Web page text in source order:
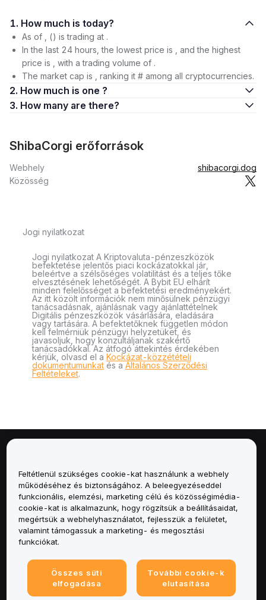
1. How much is today?
As of , () is trading at .
In the last 24 hours, the lowest price is , and the highest
price is , with a trading volume of .
The market cap is , ranking it # among all cryptocurrencies.
2. How much is one ?
3. How many are there?
ShibaCorgi erőforrások
Webhely
shibacorgi.dog
Közösség
Jogi nyilatkozat
Jogi nyilatkozat A Kriptovaluta-pénzeszközök
befektetése jelentős piaci kockázatokkal jár,
beleértve a szélsőséges volatilitást és a teljes tőke
elvesztésének lehetőségét. A Bybit EU elhárít
minden felelősséget a befektetési eredményekért.
Az itt közölt információk nem minősülnek pénzügyi
tanácsadásnak, ajánlásnak vagy ajánlattételnek
Digitális pénzeszközök vásárlására, eladására
vagy tartására. A befektetőknek független módon
kell felmérniük pénzügyi helyzetüket, és
javasoljuk, hogy konzultáljanak szakértő
tanácsadókkal. Az átfogó áttekintés érdekében
kérjük, olvasd el a Kockázat-közzétételi
dokumentumunkat és a Általános Szerződési
Feltételeket.
Szolgáltatások
Támogatás
Termékek
Feltétlenül szükséges cookie-kat használunk a webhely
működéséhez és biztonságához. A beleegyezéseddel
funkcionális, elemzési, marketing célú és közösségimédia-
cookie-kat is alkalmazunk, hogy rögzítsük a beállításaidat,
megértsük a webhelyhasználatot, fejlesszük a felületet,
valamint támogassuk a marketing- és megosztási
funkciókat.
Összes süti
elfogadása
További cookie-k
elutasítása